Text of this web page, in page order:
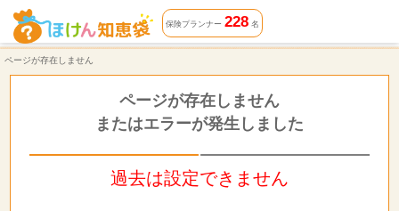
ページが存在しません | ほけん知恵袋
保険プランナー 228名
ページが存在しません
ページが存在しません
またはエラーが発生しました
過去は設定できません